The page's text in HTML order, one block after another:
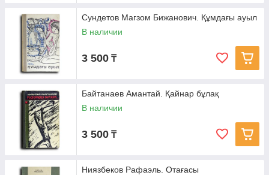
Сундетов Магзом Бижанович. Құмдағы ауыл
В наличии
3 500 ₸
Байтанаев Амантай. Қайнар бұлақ
В наличии
3 500 ₸
Ниязбеков Рафаэль. Отағасы